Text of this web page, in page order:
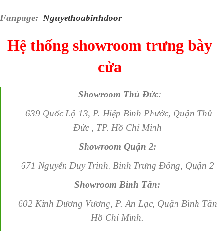
Fanpage: Nguyethoabinhdoor
Hệ thốngshowroom trưng bày
cửa
Showroom Thủ Đức:
639 Quốc Lộ 13, P. Hiệp Bình Phước, Quận Thủ
Đức , TP. Hồ Chí Minh
Showroom Quận 2:
671 Nguyễn Duy Trinh, Bình Trưng Đông, Quận 2
Showroom Bình Tân:
602 Kinh Dương Vương, P. An Lạc, Quận Bình Tân
Hồ Chí Minh.